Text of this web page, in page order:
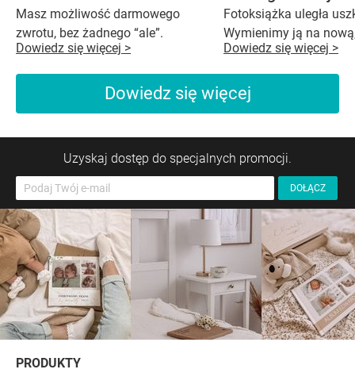
Masz możliwość darmowego
zwrotu, bez żadnego “ale”.
Dowiedz się więcej >
Fotoksiążka uległa
Wymienimy ją na
Dowiedz się więcej >
Dowiedz się więcej
Uzyskaj dostęp do specjalnych promocji.
PRODUKTY